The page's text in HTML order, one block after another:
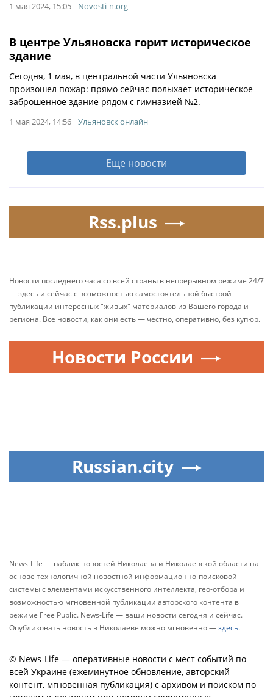
1 мая 2024, 15:05 Novosti-n.org
В центре Ульяновска горит историческое
здание
Сегодня, 1 мая, в центральной части Ульяновска
произошел пожар: прямо сейчас полыхает историческое
заброшенное здание рядом с гимназией №2.
1 мая 2024, 14:56 Ульяновск онлайн
Еще новости
Rss.plus
Новости последнего часа со всей страны в непрерывном режиме 24/7
— здесь и сейчас с возможностью самостоятельной быстрой
публикации интересных "живых" материалов из Вашего города и
региона. Все новости, как они есть — честно, оперативно, без купюр.
Новости России
Russian.city
News-Life — паблик новостей Николаева и Николаевской области на
основе технологичной новостной информационно-поисковой
системы с элементами искусственного интеллекта, гео-отбора и
возможностью мгновенной публикации авторского контента в
режиме Free Public. News-Life — ваши новости сегодня и сейчас.
Опубликовать новость в Николаеве можно мгновенно —здесь.
© News-Life — оперативные новости с мест событий по
всей Украине (ежеминутное обновление, авторский
контент, мгновенная публикация) с архивом и поиском по